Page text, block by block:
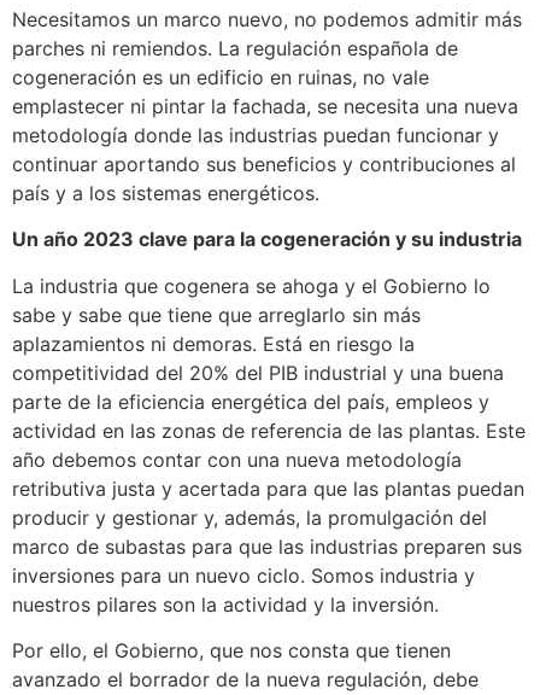
Necesitamos un marco nuevo, no podemos admitir más
parches ni remiendos. La regulación española de
cogeneración es un edificio en ruinas, no vale
emplastecer ni pintar la fachada, se necesita una nueva
metodología donde las industrias puedan funcionar y
continuar aportando sus beneficios y contribuciones al
país y a los sistemas energéticos.
Un año 2023 clave para la cogeneración y su industria
La industria que cogenera se ahoga y el Gobierno lo
sabe y sabe que tiene que arreglarlo sin más
aplazamientos ni demoras. Está en riesgo la
competitividad del 20% del PIB industrial y una buena
parte de la eficiencia energética del país, empleos y
actividad en las zonas de referencia de las plantas. Este
año debemos contar con una nueva metodología
retributiva justa y acertada para que las plantas puedan
producir y gestionar y, además, la promulgación del
marco de subastas para que las industrias preparen sus
inversiones para un nuevo ciclo. Somos industria y
nuestros pilares son la actividad y la inversión.
Por ello, el Gobierno, que nos consta que tienen
avanzado el borrador de la nueva regulación, debe